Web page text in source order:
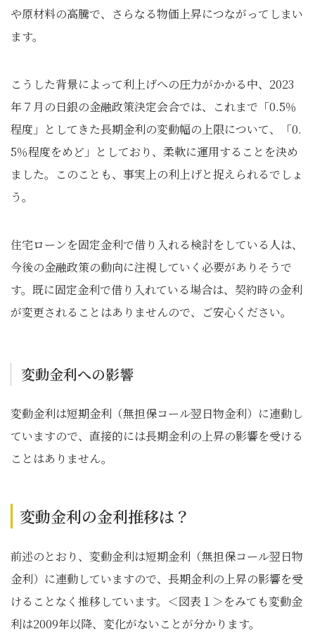
や原材料の高騰で、さらなる物価上昇につながってしまい
ます。
こうした背景によって利上げへの圧力がかかる中、2023
年７月の日銀の金融政策決定会合では、これまで「0.5％
程度」としてきた長期金利の変動幅の上限について、「0.
5％程度をめど」としており、柔軟に運用することを決め
ました。このことも、事実上の利上げと捉えられるでしょ
う。
住宅ローンを固定金利で借り入れる検討をしている人は、
今後の金融政策の動向に注視していく必要がありそうで
す。既に固定金利で借り入れている場合は、契約時の金利
が変更されることはありませんので、ご安心ください。
変動金利への影響
変動金利は短期金利（無担保コール翌日物金利）に連動し
ていますので、直接的には長期金利の上昇の影響を受ける
ことはありません。
変動金利の金利推移は？
前述のとおり、変動金利は短期金利（無担保コール翌日物
金利）に連動していますので、長期金利の上昇の影響を受
けることなく推移しています。＜図表１＞をみても変動金
利は2009年以降、変化がないことが分かります。